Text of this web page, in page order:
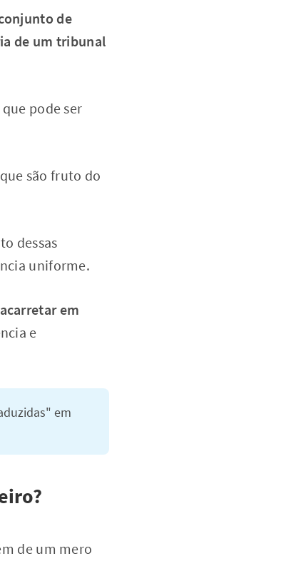
de
de um tribunal
pode ser
são fruto do
dessas
uniforme.
em
e
em
de um mero